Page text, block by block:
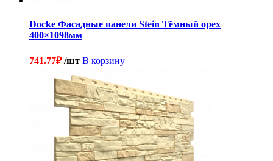
Docke Фасадные панели Stein Тёмный орех
400×1098мм
741.77₽/шт В корзину